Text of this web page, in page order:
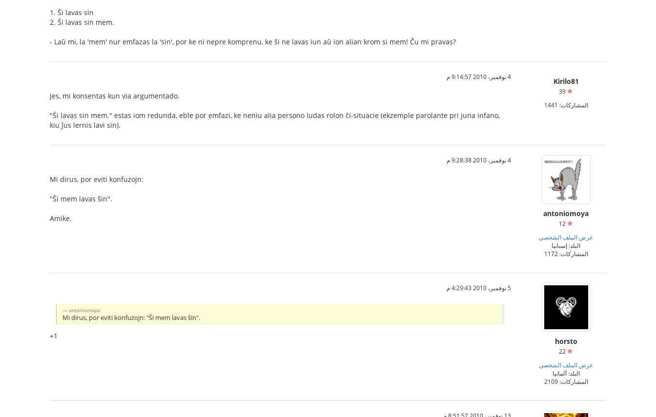
1. Ŝi lavas sin
2. Ŝi lavas sin mem.
- Laŭ mi, la 'mem' nur emfazas la 'sin', por ke ni nepre komprenu, ke ŝi ne lavas iun aŭ ion alian krom si mem! Ĉu mi pravas?
Kirilo81
المشاركات: 1441
4 نوفمبر، 2010 9:14:57 م
Jes, mi konsentas kun via argumentado.
"Ŝi lavas sin mem." estas iom redunda, eble por emfazi, ke neniu alia persono ludas rolon ĉi-situacie (ekzemple parolante pri juna infano,
kiu ĵus lernis lavi sin).
antoniomoya
عرض الملف الشخصي
البلد: إسبانيا
المشاركات: 1172
4 نوفمبر، 2010 9:28:38 م
Mi dirus, por eviti konfuzojn:
"Ŝi mem lavas ŝin".
Amike.
horsto
عرض الملف الشخصي
البلد: ألمانيا
المشاركات: 2109
5 نوفمبر، 2010 4:29:43 م
antoniomoya:
Mi dirus, por eviti konfuzojn: "Ŝi mem lavas ŝin".
+1